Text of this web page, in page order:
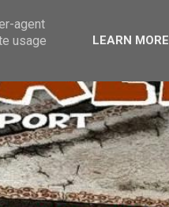
akadimiesbasket.gr
agent
usage
LEARN MORE